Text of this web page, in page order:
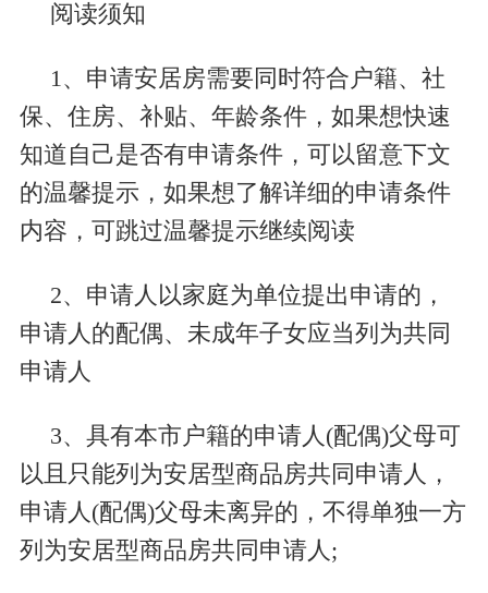
阅读须知
1、申请安居房需要同时符合户籍、社
保、住房、补贴、年龄条件，如果想快速
知道自己是否有申请条件，可以留意下文
的温馨提示，如果想了解详细的申请条件
内容，可跳过温馨提示继续阅读
2、申请人以家庭为单位提出申请的，
申请人的配偶、未成年子女应当列为共同
申请人
3、具有本市户籍的申请人(配偶)父母可
以且只能列为安居型商品房共同申请人，
申请人(配偶)父母未离异的，不得单独一方
列为安居型商品房共同申请人;